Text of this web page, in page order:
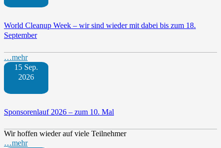
World Cleanup Week – wir sind wieder mit dabei bis zum 18.
September
…mehr
15 Sep.
2026
Sponsorenlauf 2026 – zum 10. Mal
Wir hoffen wieder auf viele Teilnehmer
…mehr